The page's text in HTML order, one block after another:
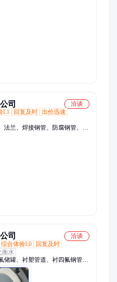
司
洽谈
L1 回复及时 出价迅速
法兰、焊接钢管、防腐钢管、螺
腐钢管、钢管防腐加工、涂层钢
钢管内壁除锈、防腐螺旋钢
、焊管、角钢、环氧煤沥青、三
司
洽谈
综合体验L0
回复及时
衡水
罐、衬塑管道、衬四氟钢管、
静态混合器、钢衬塑储罐、钢衬
复合管